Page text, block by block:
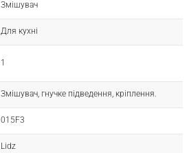
Змішувач
Для кухні
1
Змішувач, гнучке підведення, кріплення.
015F3
Lidz